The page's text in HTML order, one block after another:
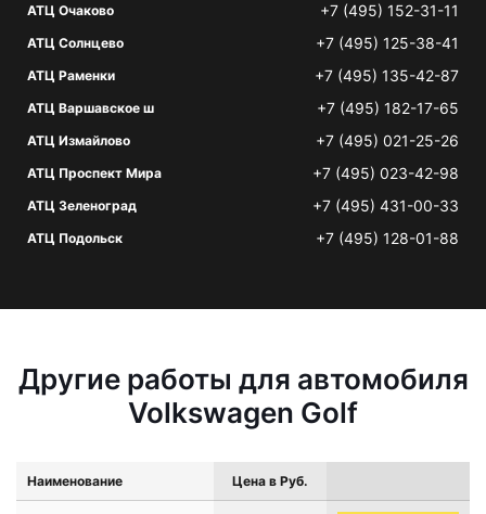
АТЦ Очаково +7 (495) 152-31-11
АТЦ Солнцево +7 (495) 125-38-41
АТЦ Раменки +7 (495) 135-42-87
АТЦ Варшавское ш +7 (495) 182-17-65
АТЦ Измайлово +7 (495) 021-25-26
АТЦ Проспект Мира +7 (495) 023-42-98
АТЦ Зеленоград +7 (495) 431-00-33
АТЦ Подольск +7 (495) 128-01-88
Другие работы для автомобиля
Volkswagen Golf
Наименование Цена в Руб.